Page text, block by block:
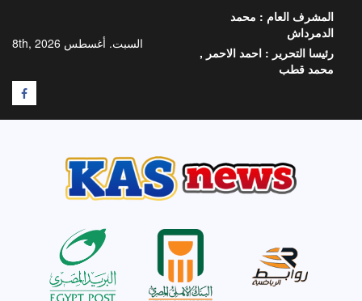
المحتوى
السبت. أغسطس 8th, 2026
المشرف العام : محمد
الدمرداش
رئيسا التحرير : احمد الاحمر ,
محمد قطب
F